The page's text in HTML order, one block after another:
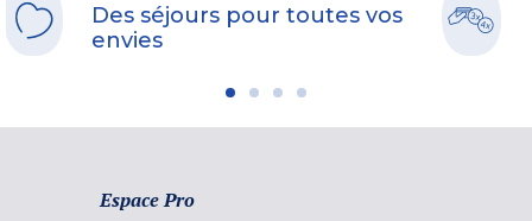
Des séjours pour toutes vos
envies
Espace Pro